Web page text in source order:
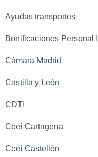
Ayudas transportes
Bonificaciones Personal
Cámara Madrid
Castilla y León
CDTI
Ceei Cartagena
Ceei Castellón